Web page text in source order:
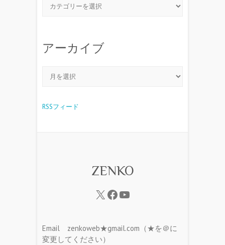
アーカイブ
RSSフィード
ZENKO
Email zenkoweb★gmail.com（★を＠に
変更してください）